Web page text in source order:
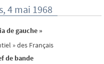
4 mai 1968
de gauche »
» des Français
de bande